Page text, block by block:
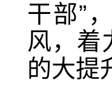
干部”
风，着
的大提